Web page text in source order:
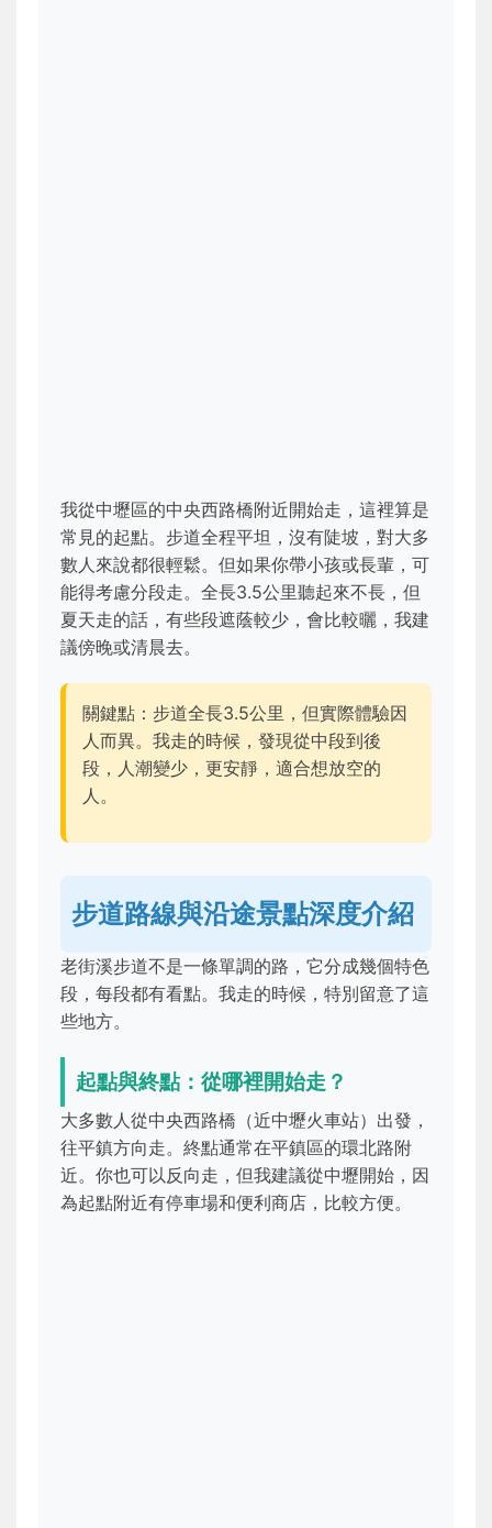
我從中壢區的中央西路橋附近開始走，這裡算是
常見的起點。步道全程平坦，沒有陡坡，對大多
數人來說都很輕鬆。但如果你帶小孩或長輩，可
能得考慮分段走。全長3.5公里聽起來不長，但
夏天走的話，有些段遮蔭較少，會比較曬，我建
議傍晚或清晨去。
關鍵點：步道全長3.5公里，但實際體驗因
人而異。我走的時候，發現從中段到後
段，人潮變少，更安靜，適合想放空的
人。
步道路線與沿途景點深度介紹
老街溪步道不是一條單調的路，它分成幾個特色
段，每段都有看點。我走的時候，特別留意了這
些地方。
起點與終點：從哪裡開始走？
大多數人從中央西路橋（近中壢火車站）出發，
往平鎮方向走。終點通常在平鎮區的環北路附
近。你也可以反向走，但我建議從中壢開始，因
為起點附近有停車場和便利商店，比較方便。